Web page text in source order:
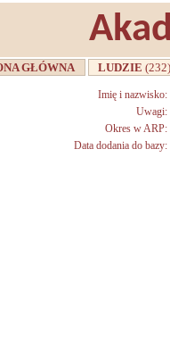
GŁÓWNA LUDZIE(232)
Imię i nazwisko:
Uwagi:
Okres w ARP:
Data dodania do bazy: